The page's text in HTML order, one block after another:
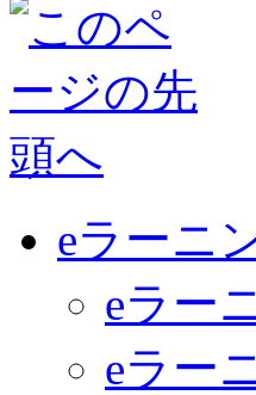
eラーニ
eラー
eラー